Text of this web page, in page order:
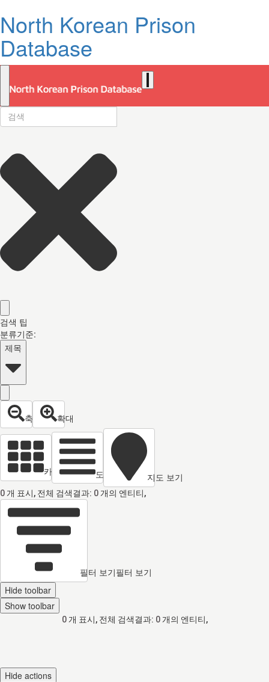
North Korean Prison
Database
검색 팁
분류기준:
제목
축소 확대
카드 열람 도면 보기 지도 보기
0 개 표시, 전체 검색결과: 0 개의 엔티티,
필터 보기필터 보기
Hide toolbar
Show toolbar
0 개 표시, 전체 검색결과: 0 개의 엔티티,
Hide actions